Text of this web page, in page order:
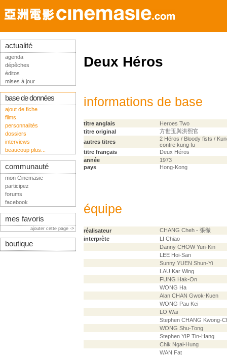
Deux Héros
informations de base
titre anglais
Heroes Two
titre original
方世玉與洪熙官
autres titres
2 Héros / Bloody fists /
contre kung fu
titre français
Deux Héros
année
1973
pays
Hong-Kong
équipe
réalisateur
CHANG Cheh - 張徹
interprète
LI Chiao
Danny CHOW Yun-Kin
LEE Hoi-San
Sunny YUEN Shun-Yi
LAU Kar Wing
FUNG Hak-On
WONG Ha
Alan CHAN Gwok-Kuen
WONG Pau Kei
LO Wai
Stephen CHANG Kwong-
WONG Shu-Tong
Stephen YIP Tin-Hang
Chik Ngai-Hung
WAN Fat
actualité
agenda
dépêches
éditos
mises à jour
base de données
ajout de fiche
films
personnalités
dossiers
interviews
beaucoup plus...
communauté
mon Cinemasie
participez
forums
facebook
mes favoris
ajouter cette page ->
boutique